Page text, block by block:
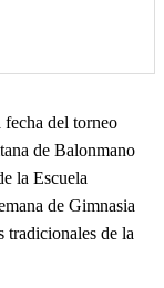
fecha del torneo
de Balonmano
la Escuela
de Gimnasia
tradicionales de la